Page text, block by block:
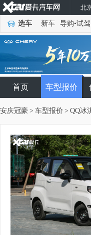
北
选车 新车 导购•试驾
首页 车型报价
安庆冠豪 > 车型报价 > QQ冰